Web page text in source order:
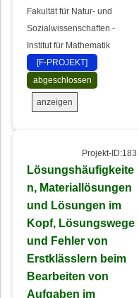
Fakultät für Natur- und
Sozialwissenschaften -
Institut für Mathematik
[F-PROJEKT]
abgeschlossen
anzeigen
Projekt-ID:183
Lösungshäufigkeite
n, Materiallösungen
und Lösungen im
Kopf, Lösungswege
und Fehler von
Erstklässlern beim
Bearbeiten von
Aufgaben im